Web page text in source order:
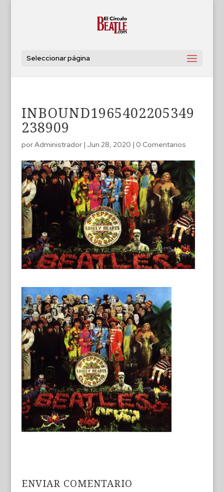
Seleccionar página
INBOUND1965402205349
238909
porAdministrador| Jun 28, 2020 | 0 Comentarios
ENVIAR COMENTARIO